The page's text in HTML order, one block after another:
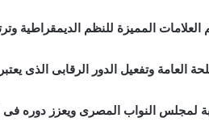
العلامات المميزة للنظم الديمقراطية
العامة وتفعيل الدور الرقابى الذى
لمجلس النواب المصرى ويعزز دوره فى